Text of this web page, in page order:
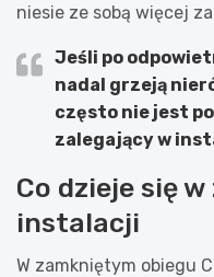
niesie ze sobą więcej
Jeśli po
nadal grzeją
często nie jest
zalegający w
Co dzieje się
instalacji
W zamkniętym obiegu